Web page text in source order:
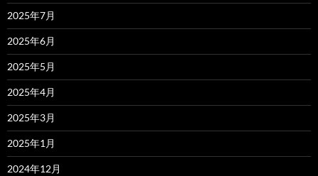
2025年7月
2025年6月
2025年5月
2025年4月
2025年3月
2025年1月
2024年12月